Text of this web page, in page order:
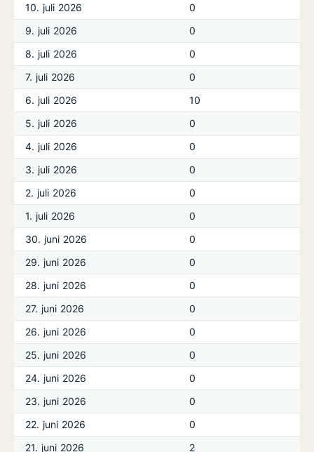
10. juli 2026
0
9. juli 2026
0
8. juli 2026
0
7. juli 2026
0
6. juli 2026
10
5. juli 2026
0
4. juli 2026
0
3. juli 2026
0
2. juli 2026
0
1. juli 2026
0
30. juni 2026
0
29. juni 2026
0
28. juni 2026
0
27. juni 2026
0
26. juni 2026
0
25. juni 2026
0
24. juni 2026
0
23. juni 2026
0
22. juni 2026
0
21. juni 2026
2